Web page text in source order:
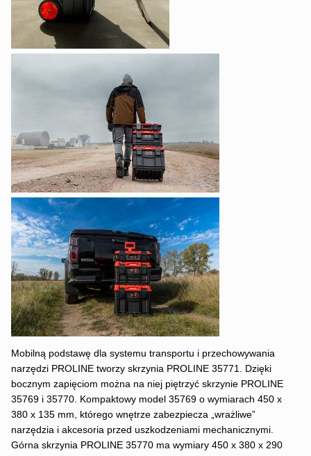
Mobilną podstawę dla systemu transportu i przechowywania
narzędzi PROLINE tworzy skrzynia PROLINE 35771. Dzięki
bocznym zapięciom można na niej piętrzyć skrzynie PROLINE
35769 i 35770. Kompaktowy model 35769 o wymiarach 450 x
380 x 135 mm, którego wnętrze zabezpiecza „wrażliwe”
narzędzia i akcesoria przed uszkodzeniami mechanicznymi.
Górna skrzynia PROLINE 35770 ma wymiary 450 x 380 x 290